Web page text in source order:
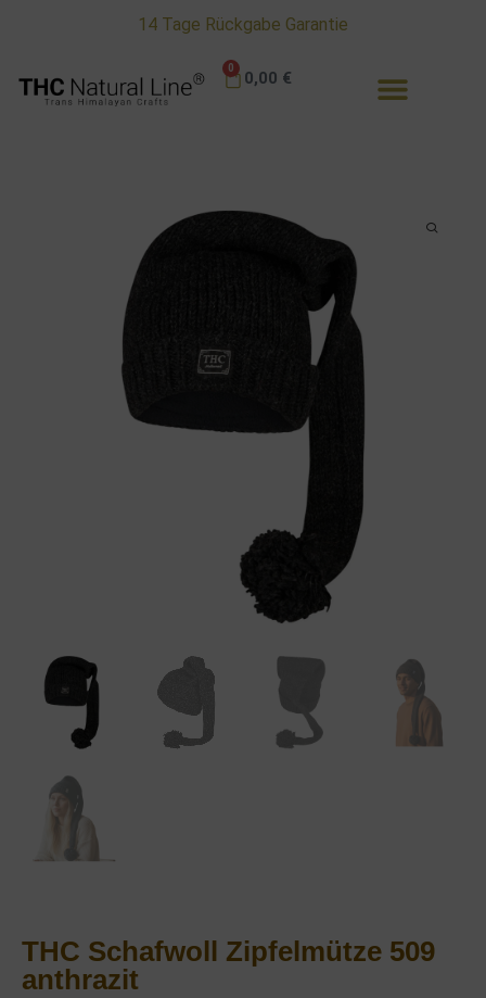
14 Tage Rückgabe Garantie
0,00 €
0
THC Schafwoll Zipfelmütze 509
anthrazit